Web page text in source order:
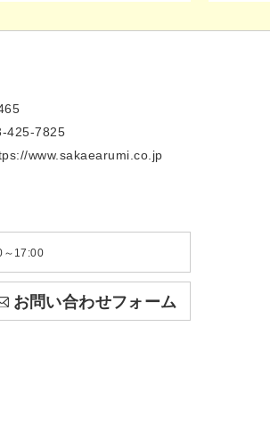
425-7825
www.sakaearumi.co.jp
～17:00
お問い合わせフォーム